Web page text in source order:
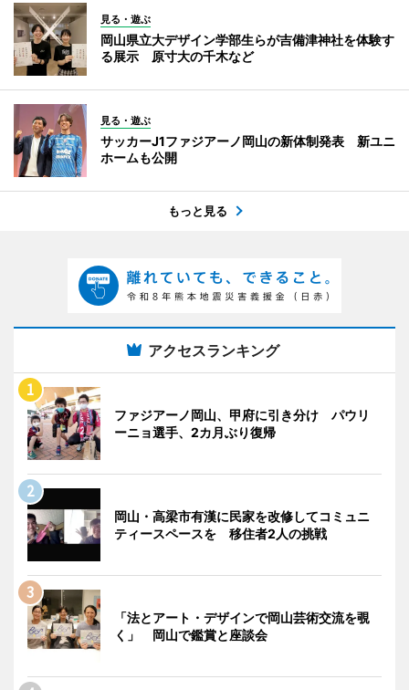
見る・遊ぶ
岡山県立大デザイン学部生らが吉備津神社を体験す
る展示 原寸大の千木など
見る・遊ぶ
サッカーJ1ファジアーノ岡山の新体制発表 新ユニ
ホームも公開
もっと見る
アクセスランキング
ファジアーノ岡山、甲府に引き分け パウリ
ーニョ選手、2カ月ぶり復帰
岡山・高梁市有漢に民家を改修してコミュニ
ティースペースを 移住者2人の挑戦
「法とアート・デザインで岡山芸術交流を覗
く」 岡山で鑑賞と座談会